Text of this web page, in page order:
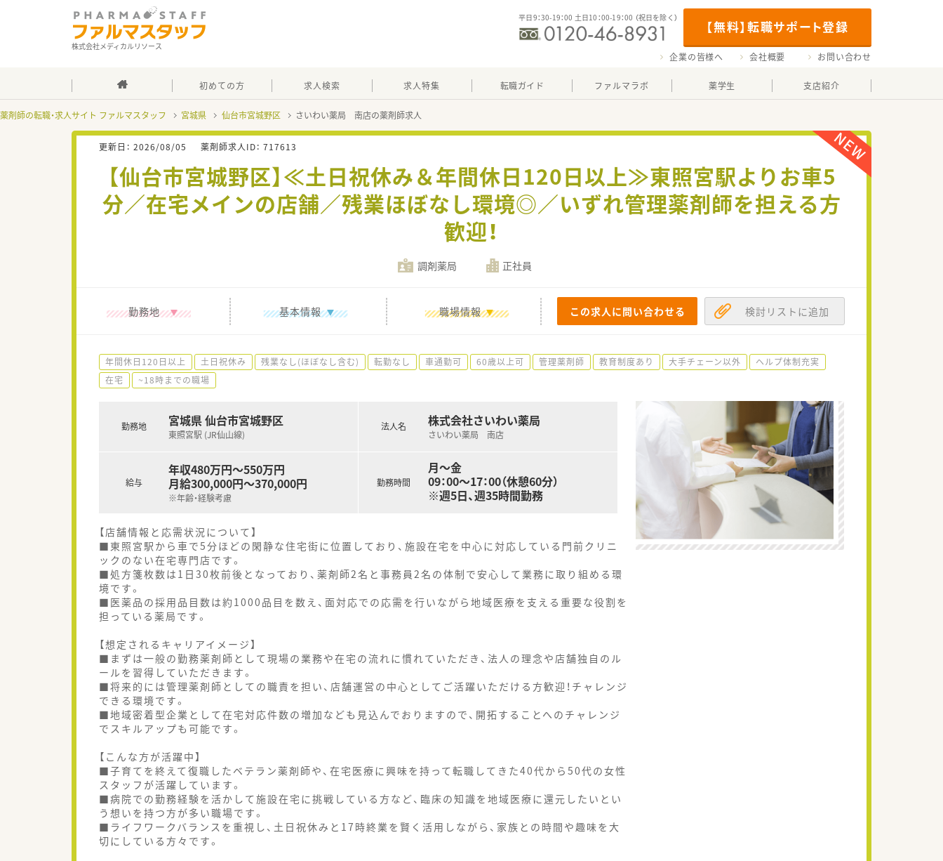
株式会社メディカルリソース
【無料】転職サポート登録
平日9：30-19：00 土日10：00-19：00 （祝日を除く）
企業の皆様へ 会社概要 お問い合わせ
初めての方 求人検索 求人特集 転職ガイド ファルマラボ 薬学生 支店紹介
薬剤師の転職・求人サイト ファルマスタッフ 宮城県 仙台市宮城野区 さいわい薬局 南店の薬剤師求人
更新日： 2026/08/05 薬剤師求人ID： 717613
【仙台市宮城野区】≪土日祝休み＆年間休日120日以上≫東照宮駅よりお車5
分／在宅メインの店舗／残業ほぼなし環境◎／いずれ管理薬剤師を担える方
歓迎！
調剤薬局 正社員
勤務地 基本情報 職場情報 この求人に問い合わせる 検討リストに追加
年間休日120日以上 土日祝休み 残業なし(ほぼなし含む) 転勤なし 車通勤可 60歳以上可 管理薬剤師 教育制度あり 大手チェーン以外
ヘルプ体制充実
在宅
~18時までの職場
勤務地 宮城県 仙台市宮城野区
東照宮駅 (JR仙山線)
給与
年収480万円～550万円
月給300,000円～370,000円
※年齢・経験考慮
法人名 株式会社さいわい薬局
さいわい薬局 南店
勤務時間
月～金
09：00～17：00（休憩60分）
※週5日、週35時間勤務
【店舗情報と応需状況について】
■東照宮駅から車で5分ほどの閑静な住宅街に位置しており、施設在宅を中心に対応している門前クリニ
ックのない在宅専門店です。
■処方箋枚数は1日30枚前後となっており、薬剤師2名と事務員2名の体制で安心して業務に取り組める環
境です。
■医薬品の採用品目数は約1000品目を数え、面対応での応需を行いながら地域医療を支える重要な役割を
担っている薬局です。
【想定されるキャリアイメージ】
■まずは一般の勤務薬剤師として現場の業務や在宅の流れに慣れていただき、法人の理念や店舗独自のル
ールを習得していただきます。
■将来的には管理薬剤師としての職責を担い、店舗運営の中心としてご活躍いただける方歓迎！チャレンジ
できる環境です。
■地域密着型企業として在宅対応件数の増加なども見込んでおりますので、開拓することへのチャレンジ
でスキルアップも可能です。
【こんな方が活躍中】
■子育てを終えて復職したベテラン薬剤師や、在宅医療に興味を持って転職してきた40代から50代の女性
スタッフが活躍しています。
■病院での勤務経験を活かして施設在宅に挑戦している方など、臨床の知識を地域医療に還元したいとい
う想いを持つ方が多い職場です。
■ライフワークバランスを重視し、土日祝休みと17時終業を賢く活用しながら、家族との時間や趣味を大
切にしている方々です。